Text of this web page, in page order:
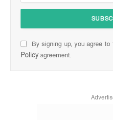
By signing up, you agree
Policyagreement.